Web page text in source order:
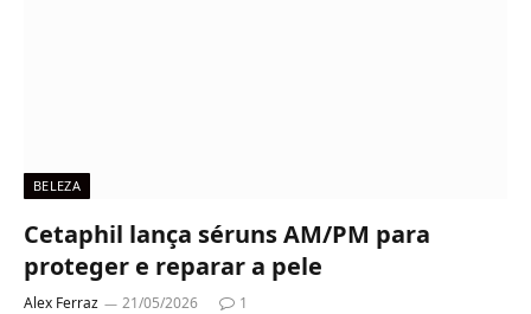
BELEZA
Cetaphil lança séruns AM/PM para
proteger e reparar a pele
Alex Ferraz 21/05/2026 1